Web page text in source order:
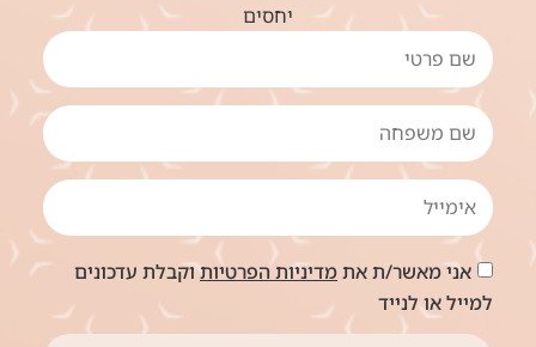
יחסים
אני מאשר/ת אתמדיניות הפרטיותוקבלת עדכונים
למייל או לנייד